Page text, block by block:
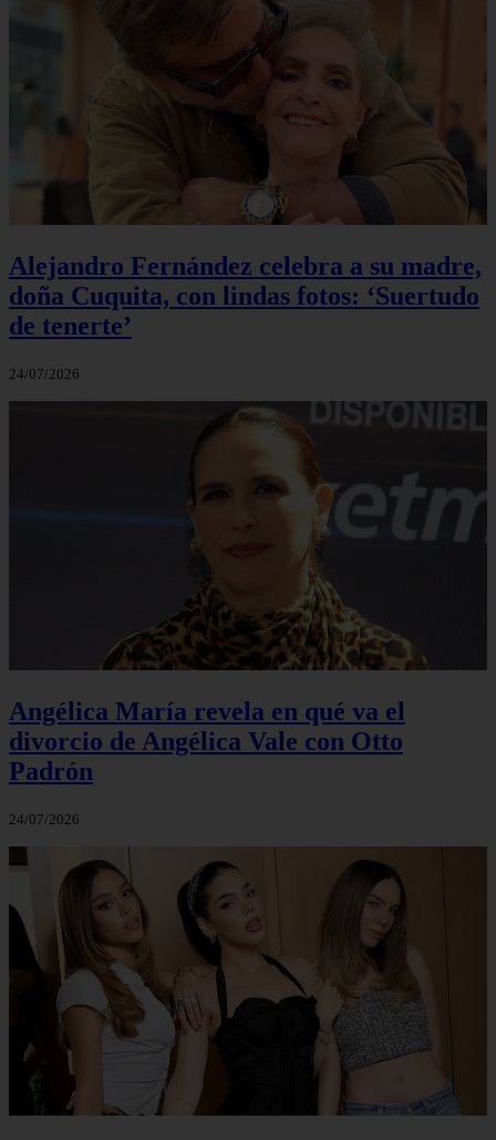
Alejandro Fernández celebra a su madre,
doña Cuquita, con lindas fotos: ‘Suertudo
de tenerte’
24/07/2026
Angélica María revela en qué va el
divorcio de Angélica Vale con Otto
Padrón
24/07/2026